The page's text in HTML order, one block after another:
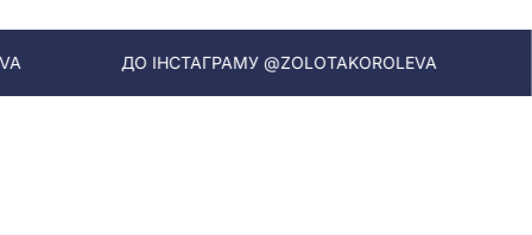
ІНСТАГРАМУ @ZOLOTAKOROLEVA ДО